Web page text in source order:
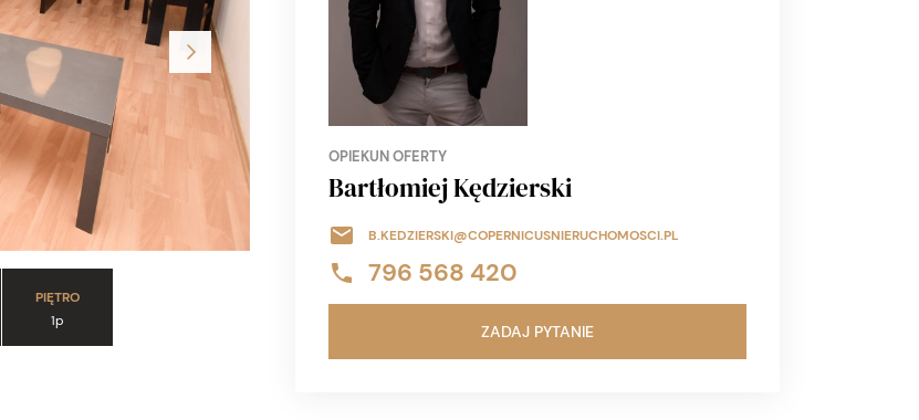
PIĘTRO
1p
OPIEKUN OFERTY
Bartłomiej Kędzierski
B.KEDZIERSKI@COPERNICUSNIERUCHOMOSCI.PL
796 568 420
ZADAJ PYTANIE